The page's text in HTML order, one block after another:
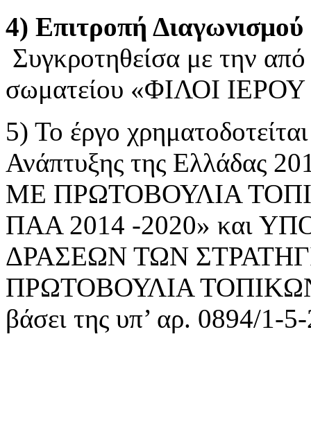
4) Επιτροπή Διαγωνισμού
Συγκροτηθείσα με την
σωματείου «ΦΙΛΟΙ
5) Το έργο
Ανάπτυξης της
ΜE ΠΡΩΤΟΒΟΥΛΙΑ
ΠΑΑ 2014 -2020» και
ΔΡΑΣΕΩΝ ΤΩΝ
ΠΡΩΤΟΒΟΥΛΙΑ
βάσει της υπ’ αρ. 0894/1-